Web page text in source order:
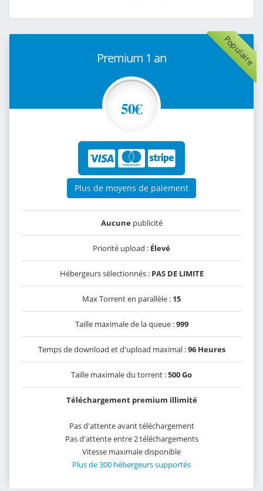
Populaire
Premium 1 an
50€
Plus de moyens de paiement
Aucunepublicité
Priorité upload : Élevé
Hébergeurs sélectionnés : PAS DE LIMITE
Max Torrent en parallèle : 15
Taille maximale de la queue :999
Temps de download et d'upload maximal :96 Heures
Taille maximale du torrent :500 Go
Téléchargement premium illimité
Pas d'attente avant téléchargement
Pas d'attente entre 2 téléchargements
Vitesse maximale disponible
Plus de 300 hébergeurs supportés